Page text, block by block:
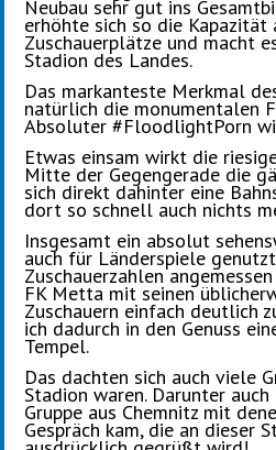
Neubau sehr gut ins
erhöhte sich so die
Zuschauerplätze und macht
Stadion des Landes.
Das markanteste Merkmal
natürlich die monumentalen
Absoluter #FloodlightPorn
Etwas einsam wirkt die
Mitte der Gegengerade die
sich direkt dahinter eine
dort so schnell auch nichts
Insgesamt ein absolut
auch für Länderspiele
Zuschauerzahlen
FK Metta mit seinen
Zuschauern einfach deutlich
ich dadurch in den Genuss
Tempel.
Das dachten sich auch viele
Stadion waren. Darunter
Gruppe aus Chemnitz mit
Gespräch kam, die an dieser